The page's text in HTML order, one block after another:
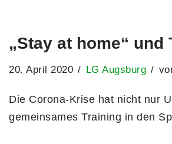
„Stay at home“ und
20. April 2020 LG Augsburg
Die Corona-Krise hat nicht nur
gemeinsames Training in den